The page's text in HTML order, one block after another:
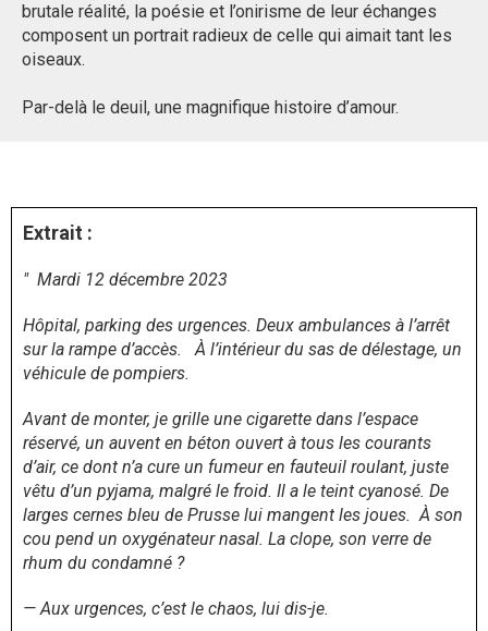
brutale réalité, la poésie et l’onirisme de leur échanges
composent un portrait radieux de celle qui aimait tant les
oiseaux.
Par-delà le deuil, une magnifique histoire d’amour.
Extrait :
" Mardi 12 décembre 2023
Hôpital, parking des urgences. Deux ambulances à l’arrêt
sur la rampe d’accès. À l’intérieur du sas de délestage, un
véhicule de pompiers.
Avant de monter, je grille une cigarette dans l’espace
réservé, un auvent en béton ouvert à tous les courants
d’air, ce dont n’a cure un fumeur en fauteuil roulant, juste
vêtu d’un pyjama, malgré le froid. Il a le teint cyanosé. De
larges cernes bleu de Prusse lui mangent les joues. À son
cou pend un oxygénateur nasal. La clope, son verre de
rhum du condamné ?
— Aux urgences, c’est le chaos, lui dis-je.